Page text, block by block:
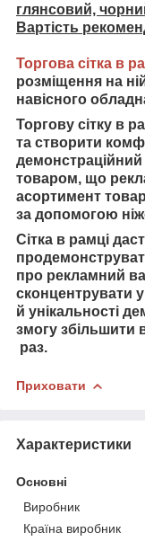
глянсовий,
Вартість
Торгова сітка в
розміщення на
навісного
Торгову сітку в
та створити
товаром, що
асортимент
за допомогою
Сітка в рамці
про рекламний
сконцентрувати
й унікальності
змогу збільшити
раз.
Приховати
Характеристики
Основні
Виробник
Країна виробник